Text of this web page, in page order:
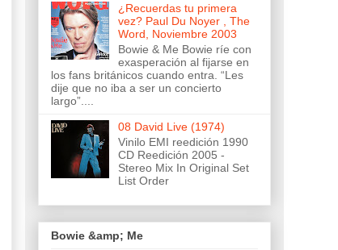
¿Recuerdas tu primera
vez? Paul Du Noyer , The
Word, Noviembre 2003
Bowie & Me Bowie ríe con
exasperación al fijarse en
los fans británicos cuando entra. “Les
dije que no iba a ser un concierto
largo”....
08 David Live (1974)
Vinilo EMI reedición 1990
CD Reedición 2005 -
Stereo Mix In Original Set
List Order
Bowie &amp; Me